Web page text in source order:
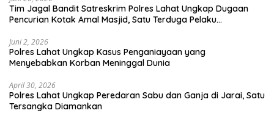
Tim Jagal Bandit Satreskrim Polres Lahat Ungkap Dugaan
Pencurian Kotak Amal Masjid, Satu Terduga Pelaku
Juni 2, 2026
Polres Lahat Ungkap Kasus Penganiayaan yang
Menyebabkan Korban Meninggal Dunia
April 30, 2026
Polres Lahat Ungkap Peredaran Sabu dan Ganja di Jarai, Satu
Tersangka Diamankan